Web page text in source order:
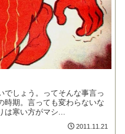
でしょう。ってそんな事言っ
時期。言っても変わらないな
寒い方がマシ...
2011.11.21